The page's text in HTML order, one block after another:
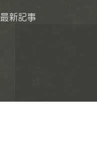
最新記事